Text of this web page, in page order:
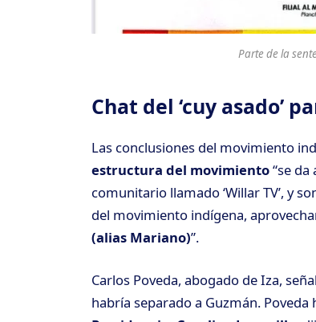
Parte de la
Chat del ‘cuy asado’
Las conclusiones del movimiento
estructura del movimiento“se
comunitario llamado ‘Willar TV’, y
del movimiento indígena,
(alias Mariano)”.
Carlos Poveda, abogado de Iza,
habría separado a Guzmán.